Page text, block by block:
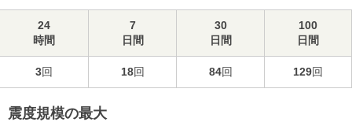
24
時間
7
日間
30
日間
100
日間
3回 18回 84回 129回
震度規模の最大